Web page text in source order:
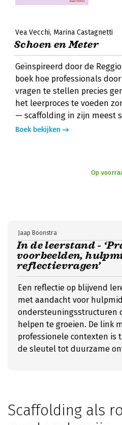
Vea Vecchi Marina Castagnetti
Schoen en Meter
Geïnspireerd door de
boek hoe professionals
vragen te stellen precies
het leerproces te voeden
— scaffolding in zijn meest
Boek bekijken
Op
In de leerstand -
voorbeelden,
reflectievragen’
Jaap Boonstra
Een reflectie op blijvend
met aandacht voor
ondersteuningsstructuren
helpen te groeien. De link
professionele contexten is
de sleutel tot duurzame
Scaffolding als